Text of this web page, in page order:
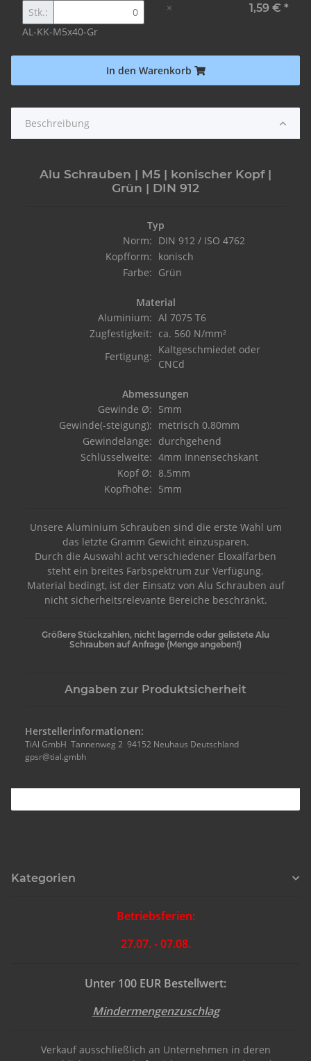
Stk.:
AL-KK-M5x40-Gr
× 1,59 € *
In den Warenkorb
Beschreibung
Alu Schrauben | M5 | konischer Kopf |
Grün | DIN 912
Typ
Norm: DIN 912 / ISO 4762
Kopfform: konisch
Farbe: Grün
Material
Aluminium: Al 7075 T6
Zugfestigkeit: ca. 560 N/mm²
Fertigung:
Kaltgeschmiedet oder
CNCd
Abmessungen
Gewinde Ø: 5mm
Gewinde(-steigung): metrisch 0.80mm
Gewindelänge: durchgehend
Schlüsselweite: 4mm Innensechskant
Kopf Ø: 8.5mm
Kopfhöhe: 5mm
Unsere Aluminium Schrauben sind die erste Wahl um
das letzte Gramm Gewicht einzusparen.
Durch die Auswahl acht verschiedener Eloxalfarben
steht ein breites Farbspektrum zur Verfügung.
Material bedingt, ist der Einsatz von Alu Schrauben auf
nicht sicherheitsrelevante Bereiche beschränkt.
Größere Stückzahlen, nicht lagernde oder gelistete Alu
Schrauben auf Anfrage (Menge angeben!)
Angaben zur Produktsicherheit
Herstellerinformationen:
TiAl GmbH Tannenweg 2 94152 Neuhaus Deutschland
gpsr@tial.gmbh
Kategorien
Betriebsferien:
27.07. - 07.08.
Unter 100 EUR Bestellwert:
Mindermengenzuschlag
Verkauf ausschließlich an Unternehmen in deren